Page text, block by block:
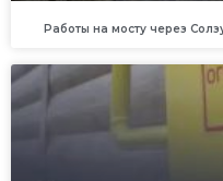
Работы на мосту через